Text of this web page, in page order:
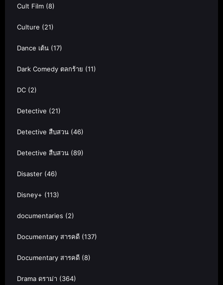
Cult Film (8)
Culture (21)
Dance เต้น (17)
Dark Comedy ตลกร้าย (11)
DC (2)
Detective (21)
Detective สืบสวน (46)
Detective สืบสวน (89)
Disaster (46)
Disney+ (113)
documentaries (2)
Documentary สารคดี (137)
Documentary สารคดี (8)
Drama ดราม่า (364)